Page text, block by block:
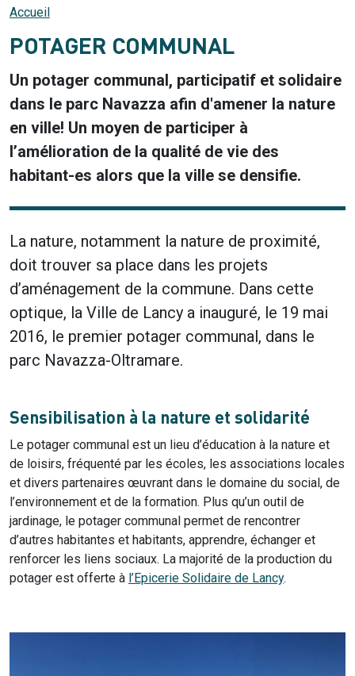
Accueil
POTAGER COMMUNAL
Un potager communal, participatif et solidaire
dans le parc Navazza afin d'amener la nature
en ville! Un moyen de participer à
l’amélioration de la qualité de vie des
habitant-es alors que la ville se densifie.
La nature, notamment la nature de proximité,
doit trouver sa place dans les projets
d’aménagement de la commune. Dans cette
optique, la Ville de Lancy a inauguré, le 19 mai
2016, le premier potager communal, dans le
parc Navazza-Oltramare.
Sensibilisation à la nature et solidarité
Le potager communal est un lieu d’éducation à la nature et
de loisirs, fréquenté par les écoles, les associations locales
et divers partenaires œuvrant dans le domaine du social, de
l’environnement et de la formation. Plus qu’un outil de
jardinage, le potager communal permet de rencontrer
d’autres habitantes et habitants, apprendre, échanger et
renforcer les liens sociaux. La majorité de la production du
potager est offerte à l’Epicerie Solidaire de Lancy.